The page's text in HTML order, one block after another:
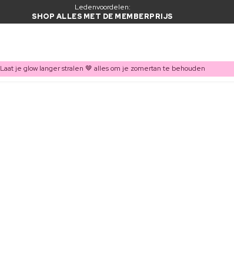
Ledenvoordelen:
SHOP ALLES MET DE MEMBERPRIJS
Laat je glow langer stralen 🤎 alles om je zomertan te behouden